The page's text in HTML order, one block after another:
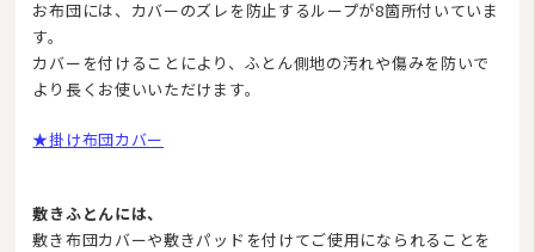
お布団には、カバーのズレを防止するループが8箇所付いていま
す。
カバーを付けることにより、ふとん側地の汚れや傷みを防いで
より長くお使いいただけます。
★掛け布団カバー
敷きふとんには、
敷き布団カバーや敷きパッドを付けてご使用になられることを